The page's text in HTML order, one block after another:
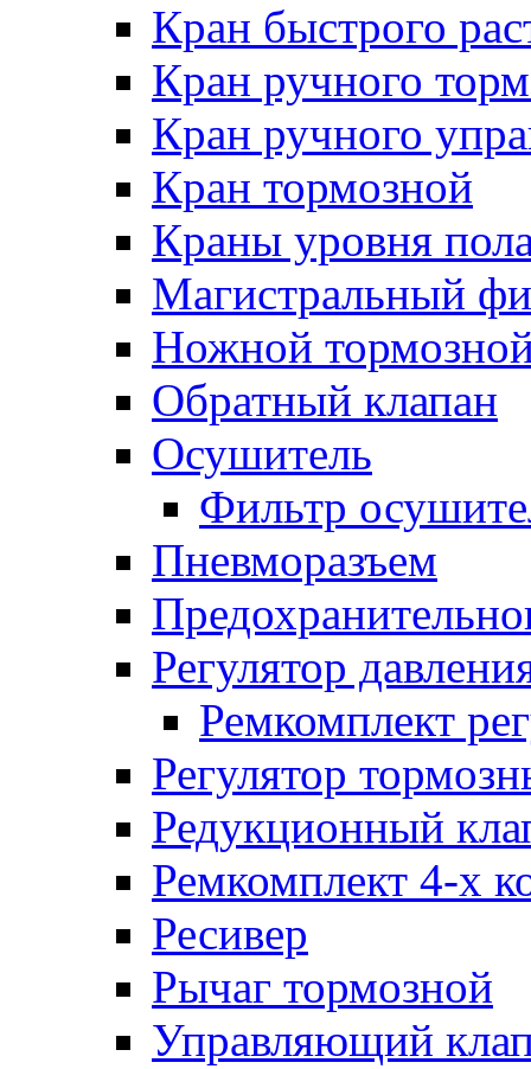
Кран быстрого
Кран ручного
Кран ручного
Кран тормозной
Краны уровня
Магистральный
Ножной
Обратный клапан
Осушитель
Фильтр
Пневморазъем
Регулятор
Ремкомплект
Регулятор
Редукционный
Ремкомплект 4-х
Ресивер
Рычаг тормозной
Управляющий